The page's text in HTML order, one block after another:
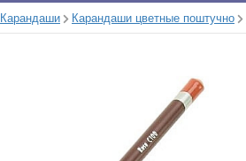
Карандаши Карандаши цветные поштучно